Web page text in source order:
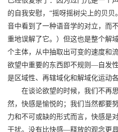
的自我安慰，“摇呀摇树尖上的贝
音中看到了一种语音学的对立，而
重地误解了它。）但这也是整个解
个主体，从中抽取出可变的速度和
欲望中重要的东西即不规则—自发
是区域性、再辖域化和解域化运动各
在谈论欲望的时候，我们不再
然，快感是愉悦的；我们当然都要
力和不可或缺的形式而言，快感是
干扰。没有比快感—释放的观念更